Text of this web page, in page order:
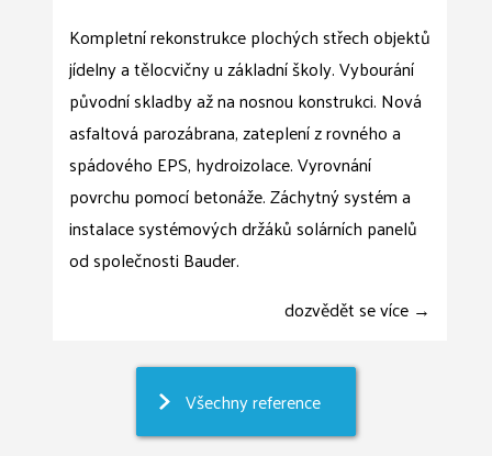
Kompletní rekonstrukce plochých střech objektů
jídelny a tělocvičny u základní školy. Vybourání
původní skladby až na nosnou konstrukci. Nová
asfaltová parozábrana, zateplení z rovného a
spádového EPS, hydroizolace. Vyrovnání
povrchu pomocí betonáže. Záchytný systém a
instalace systémových držáků solárních panelů
od společnosti Bauder.
dozvědět se více →
Všechny reference